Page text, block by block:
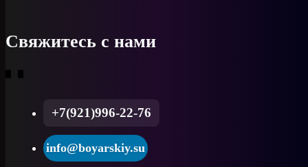
Свяжитесь с нами
+7(921)996-22-76
info@boyarskiy.su